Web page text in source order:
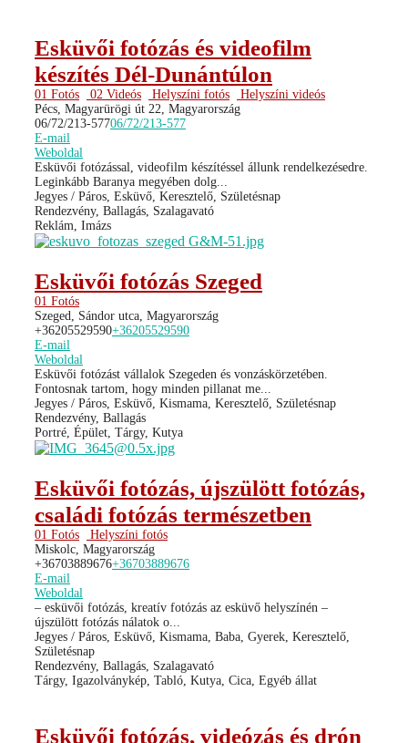
Esküvői fotózás és videofilm
készítés Dél-Dunántúlon
01 Fotós 02 Videós Helyszíni fotós
Helyszíni videós
Pécs, Magyarürögi út 22, Magyarország
06/72/213-57706/72/213-577
E-mail
Weboldal
Esküvői fotózással, videofilm készítéssel állunk rendelkezésedre.
Leginkább Baranya megyében dolg...
Jegyes / Páros, Esküvő, Keresztelő, Születésnap
Rendezvény, Ballagás, Szalagavató
Reklám, Imázs
Esküvői fotózás Szeged
01 Fotós
Szeged, Sándor utca, Magyarország
+36205529590+36205529590
E-mail
Weboldal
Esküvői fotózást vállalok Szegeden és vonzáskörzetében.
Fontosnak tartom, hogy minden pillanat me...
Jegyes / Páros, Esküvő, Kismama, Keresztelő, Születésnap
Rendezvény, Ballagás
Portré, Épület, Tárgy, Kutya
Esküvői fotózás, újszülött fotózás,
családi fotózás természetben
01 Fotós
Helyszíni fotós
Miskolc, Magyarország
+36703889676+36703889676
E-mail
Weboldal
– esküvői fotózás, kreatív fotózás az esküvő helyszínén –
újszülött fotózás nálatok o...
Jegyes / Páros, Esküvő, Kismama, Baba, Gyerek, Keresztelő,
Születésnap
Rendezvény, Ballagás, Szalagavató
Tárgy, Igazolványkép, Tabló, Kutya, Cica, Egyéb állat
Esküvői fotózás, videózás és drón